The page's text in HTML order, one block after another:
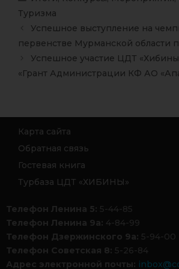
Туризма
Успешное выступление на
первенстве Мурманской области
Успешное участие ЦДТ
«Грант Администрации КФ АО
Карта сайта
Обратная связь
Гостевая книга
Турбаза ЦДТ «ХИБИНЫ»
Телефон Ленина 5: 5-44-85
Телефон Ленина 9а: 4-84-99
Телефон Дзержинского 9а: 5-94-00
Телефон Советская 8: 5-26-84
Адрес электронной почты: